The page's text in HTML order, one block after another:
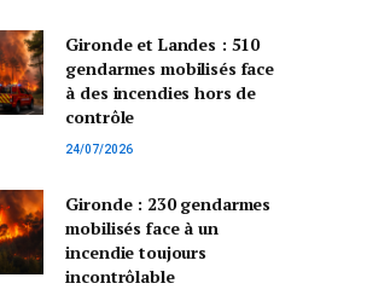
Gironde et Landes : 510
gendarmes mobilisés face
à des incendies hors de
contrôle
24/07/2026
Gironde : 230 gendarmes
mobilisés face à un
incendie toujours
incontrôlable